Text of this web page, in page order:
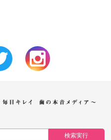
検索実行